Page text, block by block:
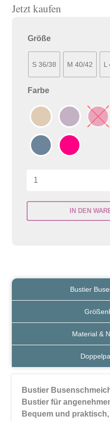
Jetzt kaufen
Größe
S 36/38 M 40/42 L
Farbe
Bustier
Menge
IN DEN
Bustier
Material &
Bustier
Bustier für
Bequem und